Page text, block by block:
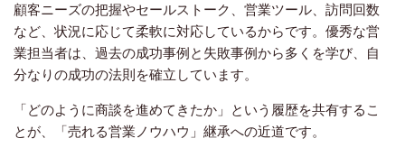
顧客ニーズの把握やセールストーク、営業ツール、訪問回数
など、状況に応じて柔軟に対応しているからです。優秀な営
業担当者は、過去の成功事例と失敗事例から多くを学び、自
分なりの成功の法則を確立しています。
「どのように商談を進めてきたか」という履歴を共有するこ
とが、「売れる営業ノウハウ」継承への近道です。